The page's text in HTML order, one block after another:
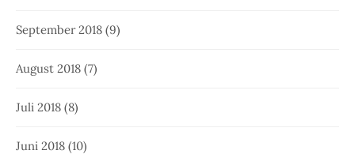
September 2018 (9)
August 2018 (7)
Juli 2018 (8)
Juni 2018 (10)